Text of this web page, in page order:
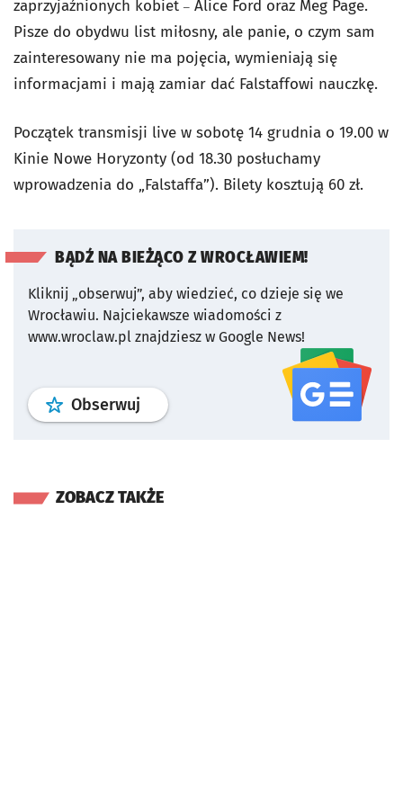
zaprzyjaźnionych kobiet – Alice Ford oraz Meg Page.
Pisze do obydwu list miłosny, ale panie, o czym sam
zainteresowany nie ma pojęcia, wymieniają się
informacjami i mają zamiar dać Falstaffowi nauczkę.
Początek transmisji live w sobotę 14 grudnia o 19.00 w
Kinie Nowe Horyzonty (od 18.30 posłuchamy
wprowadzenia do „Falstaffa”). Bilety kosztują 60 zł.
BĄDŹ NA BIEŻĄCO Z WROCŁAWIEM!
Kliknij „obserwuj”, aby wiedzieć, co dzieje się we
Wrocławiu. Najciekawsze wiadomości z
www.wroclaw.pl znajdziesz w Google News!
Obserwuj profil serwisu
ZOBACZ TAKŻE